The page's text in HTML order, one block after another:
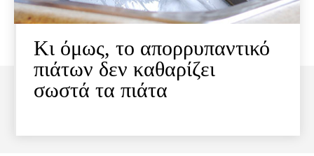
Κι όμως, το απορρυπαντικό
πιάτων δεν καθαρίζει
σωστά τα πιάτα